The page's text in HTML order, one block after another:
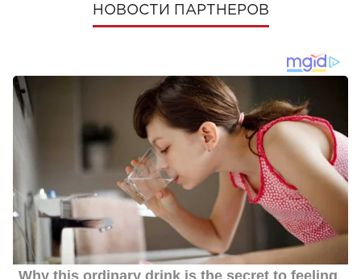
НОВОСТИ ПАРТНЕРОВ